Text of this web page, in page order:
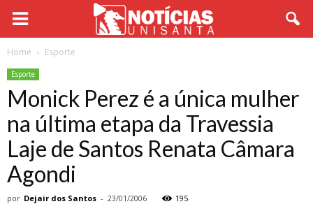
Home Esporte
Esporte
Monick Perez é a única mulher
na última etapa da Travessia
Laje de Santos Renata Câmara
Agondi
por Dejair dos Santos - 23/01/2006 195